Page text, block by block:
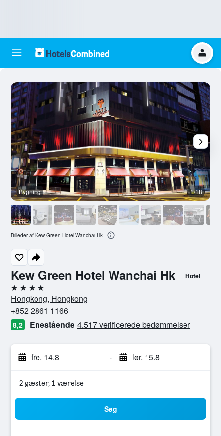
Kew Green Hotel Wanchai Hk Hotel
4 stjerner
Hongkong, Hongkong
+852 2861 1166
8,2 Enestående 4.517 verificerede bedømmelser
fre. 14.8 - lør. 15.8
2 gæster, 1 værelse
Søg
Bygning 1/18
Billeder af Kew Green Hotel Wanchai Hk